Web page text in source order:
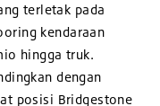
terletak pada
kendaraan
hingga truk.
dengan
posisi Bridgestone